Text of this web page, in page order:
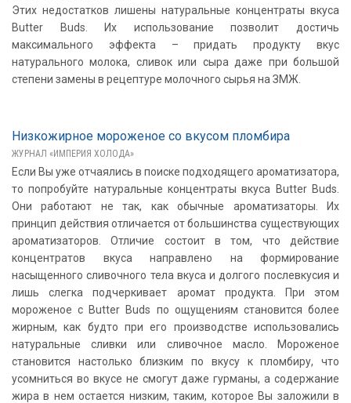
Этих недостатков лишены натуральные концентраты вкуса
Butter Buds. Их использование позволит достичь
максимального эффекта – придать продукту вкус
натурального молока, сливок или сыра даже при большой
степени замены в рецептуре молочного сырья на ЗМЖ.
Низкожирное мороженое со вкусом пломбира
ЖУРНАЛ «ИМПЕРИЯ ХОЛОДА»
Если Вы уже отчаялись в поиске подходящего ароматизатора,
то попробуйте натуральные концентраты вкуса Butter Buds.
Они работают не так, как обычные ароматизаторы. Их
принцип действия отличается от большинства существующих
ароматизаторов. Отличие состоит в том, что действие
концентратов вкуса направлено на формирование
насыщенного сливочного тела вкуса и долгого послевкусия и
лишь слегка подчеркивает аромат продукта. При этом
мороженое с Butter Buds по ощущениям становится более
жирным, как будто при его производстве использовались
натуральные сливки или сливочное масло. Мороженое
становится настолько близким по вкусу к пломбиру, что
усомниться во вкусе не смогут даже гурманы, а содержание
жира в нем остается низким, таким, которое Вы заложили в